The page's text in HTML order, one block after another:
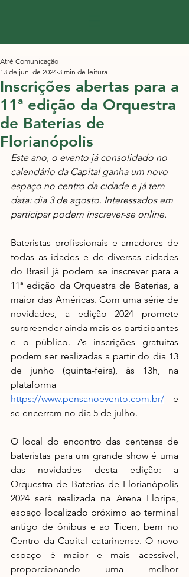
Inscrições abertas para a
11ª edição da Orquestra
de Baterias de
Florianópolis
Atré Comunicação
13 de jun. de 2024 3 min de leitura
Este ano, o evento já consolidado no
calendário da Capital ganha um novo
espaço no centro da cidade e já tem
data: dia 3 de agosto. Interessados em
participar podem inscrever-se online.
Bateristas profissionais e amadores de
todas as idades e de diversas cidades
do Brasil já podem se inscrever para a
11ª edição da Orquestra de Baterias, a
maior das Américas. Com uma série de
novidades, a edição 2024 promete
surpreender ainda mais os participantes
e o público. As inscrições gratuitas
podem ser realizadas a partir do dia 13
de junho (quinta-feira), às 13h, na
plataforma
https://www.pensanoevento.com.br/ e
se encerram no dia 5 de julho.
O local do encontro das centenas de
bateristas para um grande show é uma
das novidades desta edição: a
Orquestra de Baterias de Florianópolis
2024 será realizada na Arena Floripa,
espaço localizado próximo ao terminal
antigo de ônibus e ao Ticen, bem no
Centro da Capital catarinense. O novo
espaço é maior e mais acessível,
proporcionando uma melhor